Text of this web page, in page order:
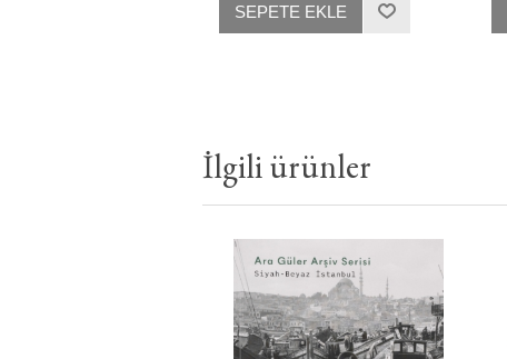
SEPETE EKLE
İlgili ürünler